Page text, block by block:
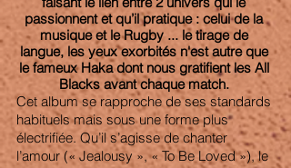
passionnent et qu’il pratique : celui de la
musique et le Rugby ... le tirage de
langue, les yeux exorbités n'est autre que
le fameux Haka dont nous gratifient les All
Blacks avant chaque match.
Cet album se rapproche de ses standards
habituels mais sous une forme plus
électrifiée. Qu’il s’agisse de chanter
l’amour (« Jealousy », « To Be Loved »), le